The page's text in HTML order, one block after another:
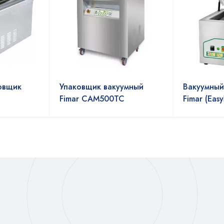
Упаковщик вакуумный
Fimar CAM500TC
Fimar